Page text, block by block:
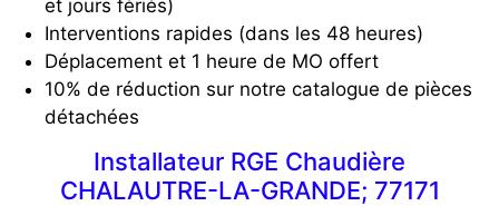
et jours fériés)
Interventions rapides (dans les 48 heures)
Déplacement et 1 heure de MO offert
10% de réduction sur notre catalogue de pièces
détachées
Installateur RGE Chaudière
CHALAUTRE-LA-GRANDE; 77171